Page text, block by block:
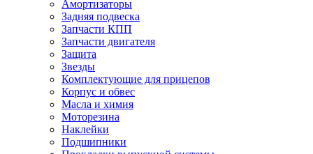
Амортизаторы
Задняя подвеска
Запчасти КПП
Запчасти двигателя
Защита
Звезды
Комплектующие для прицепов
Корпус и обвес
Масла и химия
Моторезина
Наклейки
Подшипники